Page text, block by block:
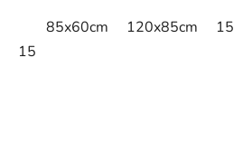
150x85cm
85x60cm 120x85cm